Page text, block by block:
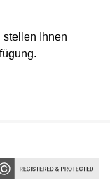
stellen Ihnen